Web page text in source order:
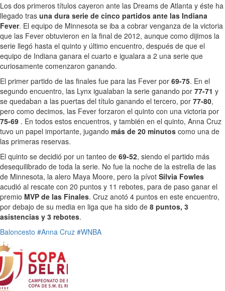
Los dos primeros títulos cayeron ante las Dreams de Atlanta y éste ha
llegado tras una dura serie de cinco partidos ante las Indiana
Fever. El equipo de Minnesota se iba a cobrar venganza de la victoria
que las Fever obtuvieron en la final de 2012, aunque como dijimos la
serie llegó hasta el quinto y último encuentro, después de que el
equipo de Indiana ganara el cuarto e igualara a 2 una serie que
curiosamente comenzaron ganando.
El primer partido de las finales fue para las Fever por 69-75. En el
segundo encuentro, las Lynx igualaban la serie ganando por 77-71 y
se quedaban a las puertas del título ganando el tercero, por 77-80,
pero como decimos, las Fever forzaron el quinto con una victoria por
75-69 . En todos estos encuentros, y también en el quinto, Anna Cruz
tuvo un papel importante, jugando más de 20 minutos como una de
las primeras reservas.
El quinto se decidió por un tanteo de 69-52, siendo el partido más
desequilibrado de toda la serie. No fue la noche de la estrella de las
de Minnesota, la alero Maya Moore, pero la pívot Silvia Fowles
acudió al rescate con 20 puntos y 11 rebotes, para de paso ganar el
premio MVP de las Finales. Cruz anotó 4 puntos en este encuentro,
por debajo de su media en liga que ha sido de 8 puntos, 3
asistencias y 3 rebotes.
Baloncesto #Anna Cruz #WNBA